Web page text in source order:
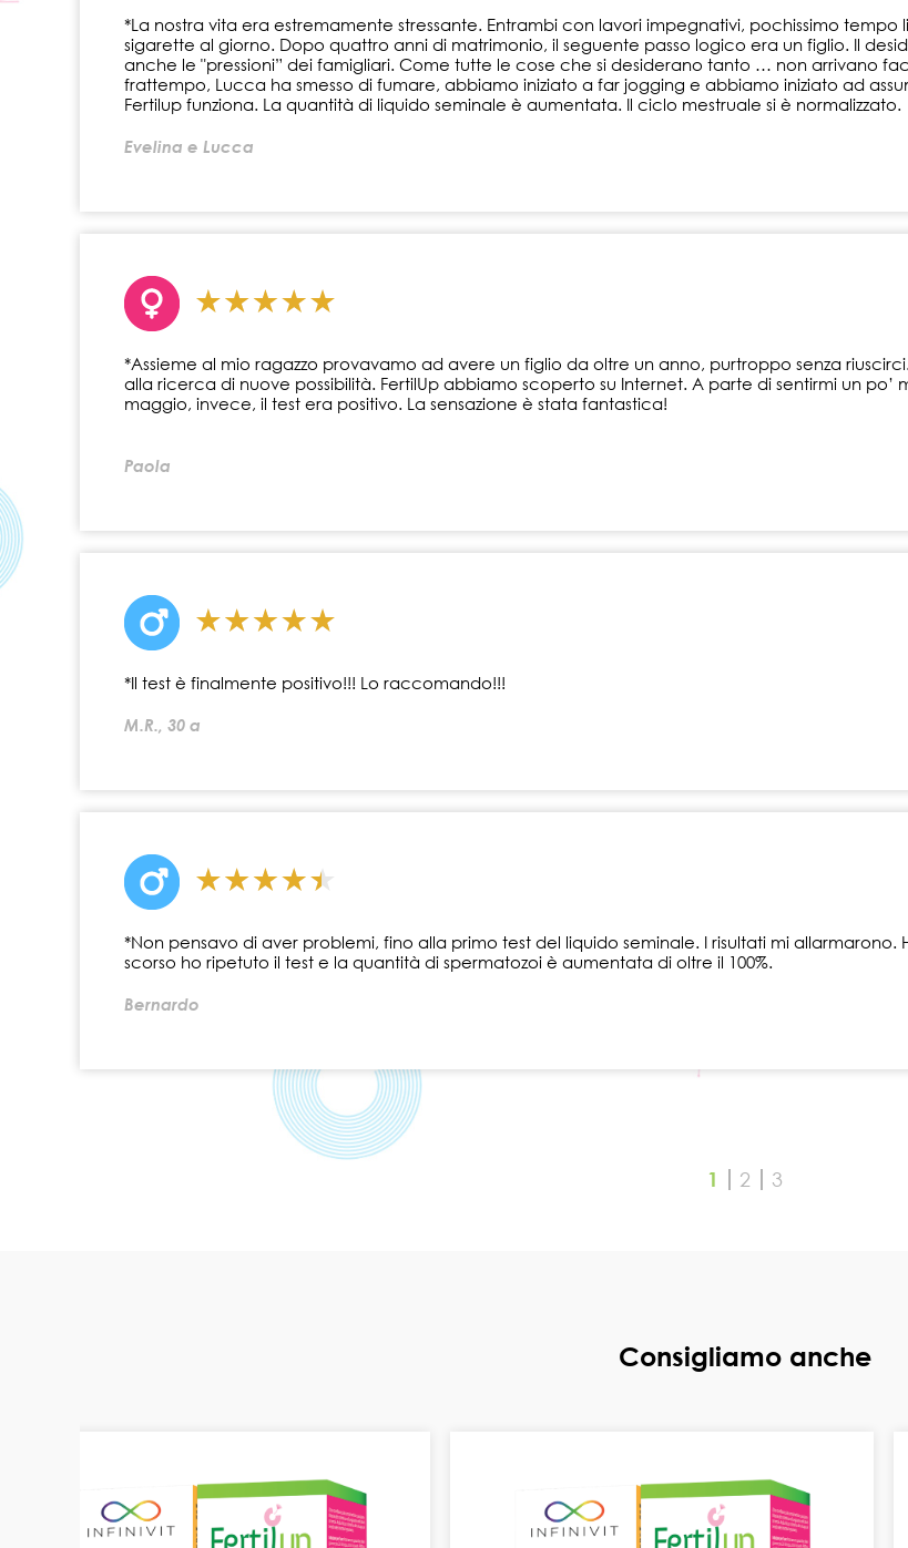
*La nostra vita era estremamente stressante. Entrambi con lavori impegnativi, pochissimo
sigarette al giorno. Dopo quattro anni di matrimonio, il seguente passo logico era un figlio. Il
anche le "pressioni” dei famigliari. Come tutte le cose che si desiderano tanto … non arrivano
frattempo, Lucca ha smesso di fumare, abbiamo iniziato a far jogging e abbiamo iniziato ad
Fertilup funziona. La quantità di liquido seminale è aumentata. Il ciclo mestruale si è normalizzato.
Evelina e Lucca
*Assieme al mio ragazzo provavamo ad avere un figlio da oltre un anno, purtroppo senza
alla ricerca di nuove possibilità. FertilUp abbiamo scoperto su Internet. A parte di sentirmi un
maggio, invece, il test era positivo. La sensazione è stata fantastica!
Paola
*Il test è finalmente positivo!!! Lo raccomando!!!
M.R., 30 a
*Non pensavo di aver problemi, fino alla primo test del liquido seminale. I risultati mi allarmarono.
scorso ho ripetuto il test e la quantità di spermatozoi è aumentata di oltre il 100%.
Bernardo
1 2 3
Consigliamo anche